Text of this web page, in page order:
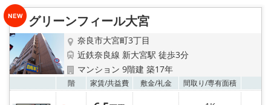
り
グリーンフィール大宮
奈良市大宮町3丁目
近鉄奈良線 新大宮駅 徒歩3分
マンション 9階建 築17年
階 家賃/共益費 敷金/礼金 間取り/専有面積